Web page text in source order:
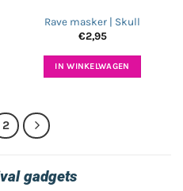
Rave masker | Skull
€2,95
IN WINKELWAGEN
2
gadgets